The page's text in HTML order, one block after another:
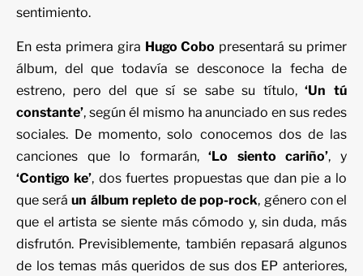
sentimiento.
En esta primera gira Hugo Cobo presentará su primer
álbum, del que todavía se desconoce la fecha de
estreno, pero del que sí se sabe su título,‘Un tú
constante’, según él mismo ha anunciado en sus redes
sociales. De momento, solo conocemos dos de las
canciones que lo formarán,‘Lo siento cariño’, y
‘Contigo ke’, dos fuertes propuestas que dan pie a lo
que seráun álbum repleto de pop-rock, género con el
que el artista se siente más cómodo y, sin duda, más
disfrutón. Previsiblemente, también repasará algunos
de los temas más queridos de sus dos EP anteriores,